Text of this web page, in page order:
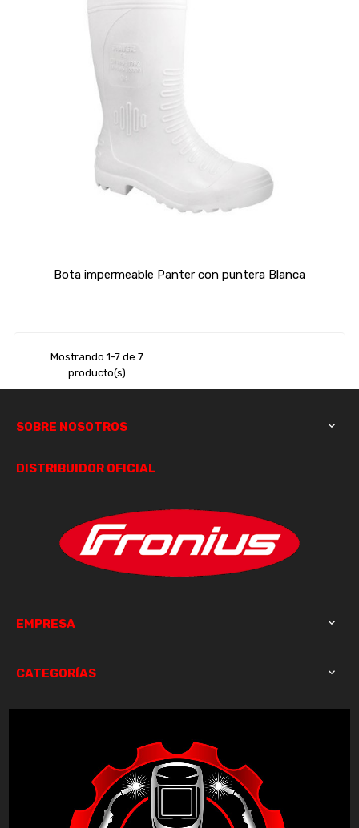
Bota impermeable Panter con puntera Blanca
Mostrando 1-7 de 7
producto(s)
SOBRE NOSOTROS 
DISTRIBUIDOR OFICIAL
EMPRESA 
CATEGORÍAS 